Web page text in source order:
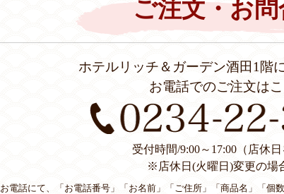
ご注文・お問
ホテルリッチ＆ガーデン酒田1階
お電話でのご注文は
受付時間/9:00～17:00（店休
※店休日(火曜日)変更の場
お電話にて、「お電話番号」「お名前」「ご住所」「商品名」「個